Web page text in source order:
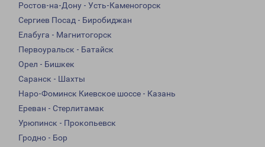
Ростов-на-Дону - Усть-Каменогорск
Сергиев Посад - Биробиджан
Елабуга - Магнитогорск
Первоуральск - Батайск
Орел - Бишкек
Саранск - Шахты
Наро-Фоминск Киевское шоссе - Казань
Ереван - Стерлитамак
Урюпинск - Прокопьевск
Гродно - Бор